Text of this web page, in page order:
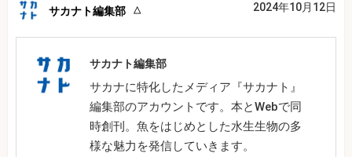
サカナト編集部 2024年10月12日
サカナト編集部
サカナに特化したメディア『サカナト』
編集部のアカウントです。本とWebで同
時創刊。魚をはじめとした水生生物の多
様な魅力を発信していきます。